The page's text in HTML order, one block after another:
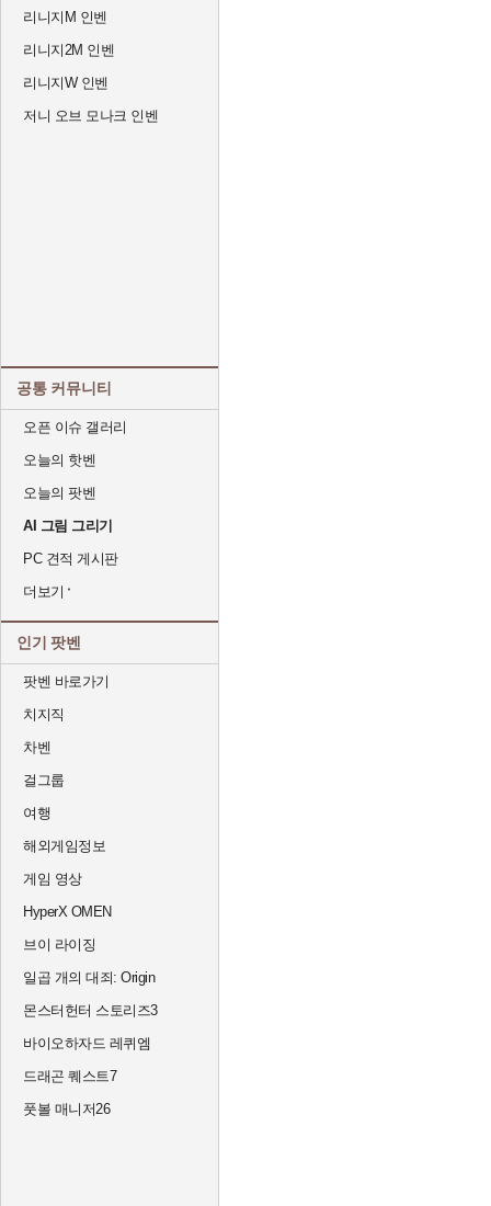
리니지M 인벤
리니지2M 인벤
리니지W 인벤
저니 오브 모나크 인벤
공통 커뮤니티
오픈 이슈 갤러리
오늘의 핫벤
오늘의 팟벤
AI 그림 그리기
PC 견적 게시판
더보기
인기 팟벤
팟벤 바로가기
치지직
차벤
걸그룹
여행
해외게임정보
게임 영상
HyperX OMEN
브이 라이징
일곱 개의 대죄: Origin
몬스터헌터 스토리즈3
바이오하자드 레퀴엠
드래곤 퀘스트7
풋볼 매니저26